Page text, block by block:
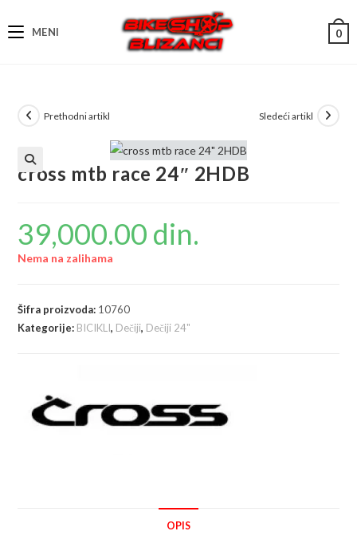
to
MENI 0
Prethodni artikl Sledeći artikl
cross mtb race 24″ 2HDB
39,000.00 din.
Nema na zalihama
Šifra proizvoda: 10760
Kategorije: BICIKLI, Dečiji, Dečiji 24"
OPIS